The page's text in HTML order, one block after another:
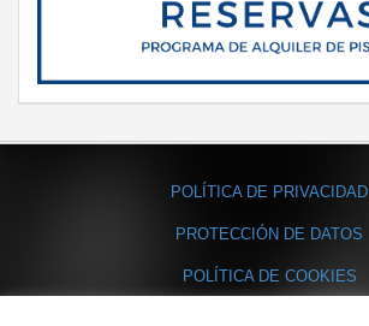
POLÍTICA DE PRIVACIDAD
PROTECCIÓN DE DATOS
POLÍTICA DE COOKIES